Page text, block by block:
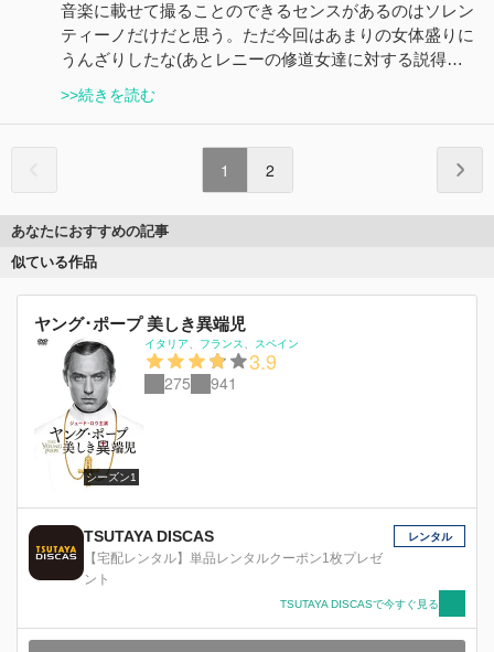
音楽に載せて撮ることのできるセンスがあるのはソレン
ティーノだけだと思う。ただ今回はあまりの女体盛りに
うんざりしたな(あとレニーの修道女達に対する説得…
>>続きを読む
1 2
あなたにおすすめの記事
似ている作品
ヤング･ポープ 美しき異端児
シーズン1
イタリア フランス スペイン
3.9
275 941
TSUTAYA DISCAS
【宅配レンタル】単品レンタルクーポン1枚プレゼ
ント
レンタル
TSUTAYA DISCASで今すぐ見る